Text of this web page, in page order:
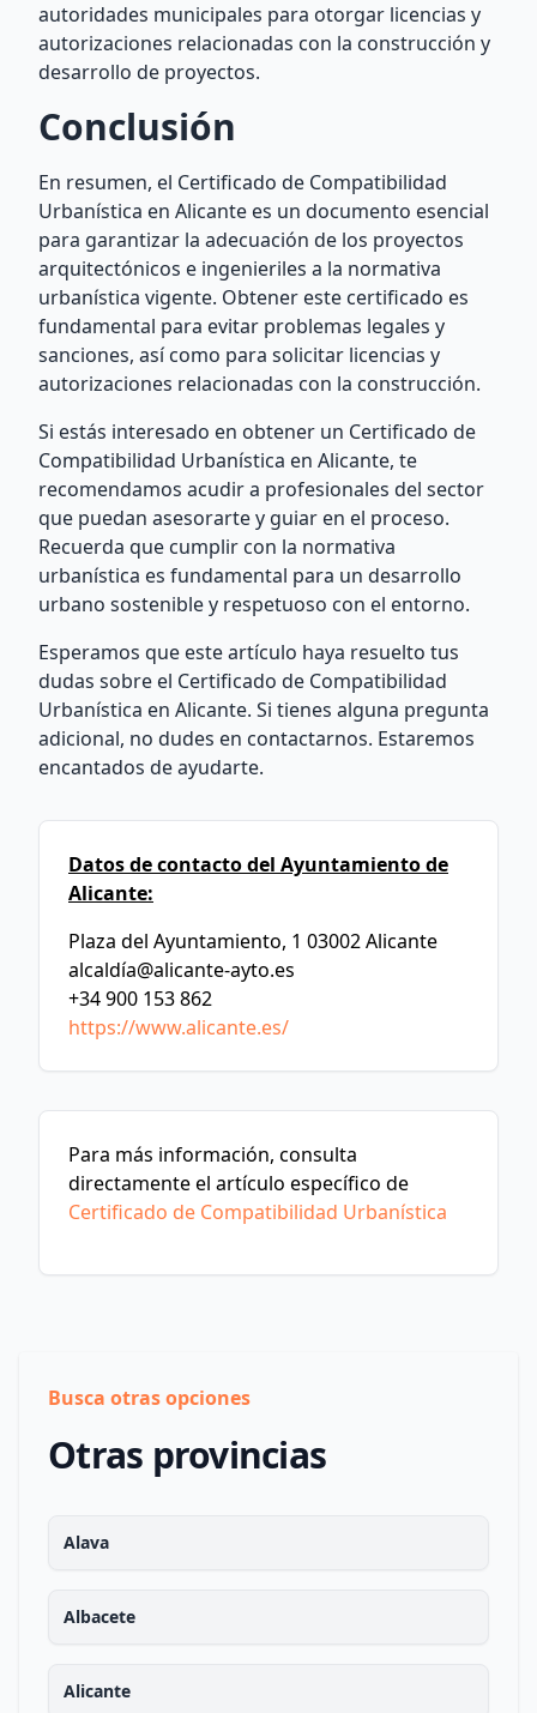
autoridades municipales para otorgar licencias y
autorizaciones relacionadas con la construcción y
desarrollo de proyectos.
Conclusión
En resumen, el Certificado de Compatibilidad
Urbanística en Alicante es un documento esencial
para garantizar la adecuación de los proyectos
arquitectónicos e ingenieriles a la normativa
urbanística vigente. Obtener este certificado es
fundamental para evitar problemas legales y
sanciones, así como para solicitar licencias y
autorizaciones relacionadas con la construcción.
Si estás interesado en obtener un Certificado de
Compatibilidad Urbanística en Alicante, te
recomendamos acudir a profesionales del sector
que puedan asesorarte y guiar en el proceso.
Recuerda que cumplir con la normativa
urbanística es fundamental para un desarrollo
urbano sostenible y respetuoso con el entorno.
Esperamos que este artículo haya resuelto tus
dudas sobre el Certificado de Compatibilidad
Urbanística en Alicante. Si tienes alguna pregunta
adicional, no dudes en contactarnos. Estaremos
encantados de ayudarte.
Datos de contacto del Ayuntamiento de
Alicante:
Plaza del Ayuntamiento, 1 03002 Alicante
alcaldía@alicante-ayto.es
+34 900 153 862
https://www.alicante.es/
Para más información, consulta
directamente el artículo específico de
Certificado de Compatibilidad Urbanística
Busca otras opciones
Otras provincias
Alava
Albacete
Alicante